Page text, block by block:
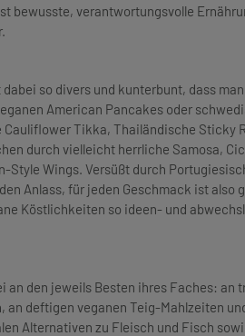
bewusste, verantwortungsvolle
so divers und kunterbunt, dass
American Pancakes oder
Cauliflower Tikka, Thailändische Sticky
durch vielleicht herrliche Samosa,
Style Wings. Versüßt durch
Anlass, für jeden Geschmack ist also
Köstlichkeiten so ideen- und
an den jeweils Besten ihres Faches: an
an deftigen veganen Teig-Mahlzeiten
Alternativen zu Fleisch und Fisch